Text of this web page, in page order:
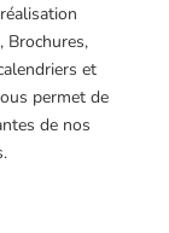
Brochures,
et
permet de
de nos